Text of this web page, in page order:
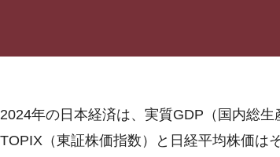
2024年の日本経済は、実質GDP（国内総
TOPIX（東証株価指数）と日経平均株価は